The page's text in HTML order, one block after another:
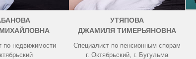
по недвижимости
УТЯПОВА
ДЖАМИЛЯ ТИМЕРЬЯНОВНА
Специалист по пенсионным спорам
г. Октябрьский, г. Бугульма